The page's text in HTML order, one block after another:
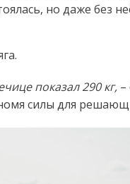
но даже без
показал 290 кг, –
силы для